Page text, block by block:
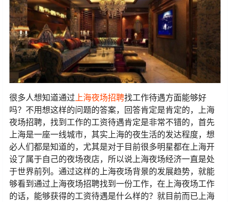
很多人想知道通过 上海夜场招聘找工作待遇方面能够好
吗？不用想这样的问题的答案，回答肯定是肯定的，上海
夜场招聘，找到工作的工资待遇肯定是非常不错的，首先
上海是一座一线城市，其实上海的夜生活的发达程度，想
必人们都是知道的，尤其是对于目前很多明星都在上海开
设了属于自己的夜场夜店，所以说上海夜场经济一直是处
于世界前列。通过这样的上海夜场背景的发展趋势，就能
够看到通过上海夜场招聘找到一份工作，在上海夜场工作
的话，能够获得的工资待遇是什么样的？就目前而已上海